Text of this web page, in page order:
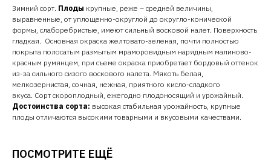
Зимний сорт. Плоды крупные, реже – средней величины,
выравненные, от уплощенно-округлой до округло-конической
формы, слаборебристые, имеют сильный восковой налет. Поверхность
гладкая. Основная окраска желтовато-зеленая, почти полностью
покрыта полосатым размытым мраморовидным нарядным малиново-
красным румянцем, при съеме окраска приобретает бордовый оттенок
из-за сильного сизого воскового налета. Мякоть белая,
мелкозернистая, сочная, нежная, приятного кисло-сладкого
вкуса. Сорт скороплодный, ежегодно плодоносящий и урожайный.
Достоинства сорта: высокая стабильная урожайность, крупные
плоды отличаются высокими товарными и вкусовыми качествами.
ПОСМОТРИТЕ ЕЩЁ